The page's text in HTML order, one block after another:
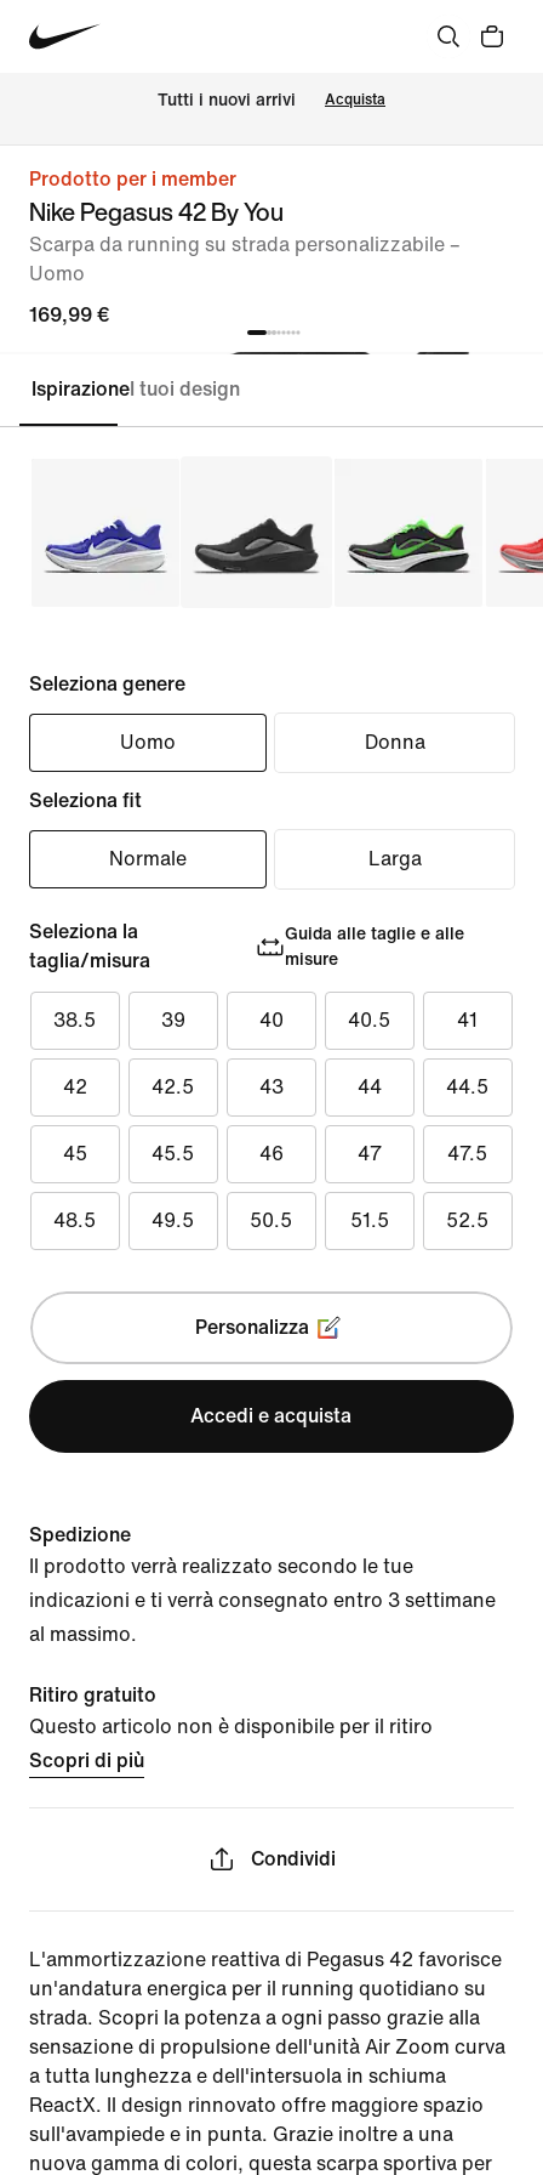
Tutti i nuovi arrivi Acquista
Prodotto per i member
Nike Pegasus 42 By You
Scarpa da running su strada personalizzabile –
Uomo
169,99 €
Personalizza
Ispirazione I tuoi design
Seleziona genere
Uomo Donna
Seleziona fit
Normale Larga
Seleziona la
taglia/misura
Guida alle taglie e alle
misure
38.5 39 40 40.5 41
42 42.5 43 44 44.5
45 45.5 46 47 47.5
48.5 49.5 50.5 51.5 52.5
Personalizza
Accedi e acquista
Spedizione
Il prodotto verrà realizzato secondo le tue
indicazioni e ti verrà consegnato entro 3 settimane
al massimo.
Ritiro gratuito
Questo articolo non è disponibile per il ritiro
Scopri di più
Condividi
L'ammortizzazione reattiva di Pegasus 42 favorisce
un'andatura energica per il running quotidiano su
strada. Scopri la potenza a ogni passo grazie alla
sensazione di propulsione dell'unità Air Zoom curva
a tutta lunghezza e dell'intersuola in schiuma
ReactX. Il design rinnovato offre maggiore spazio
sull'avampiede e in punta. Grazie inoltre a una
nuova gamma di colori, questa scarpa sportiva per